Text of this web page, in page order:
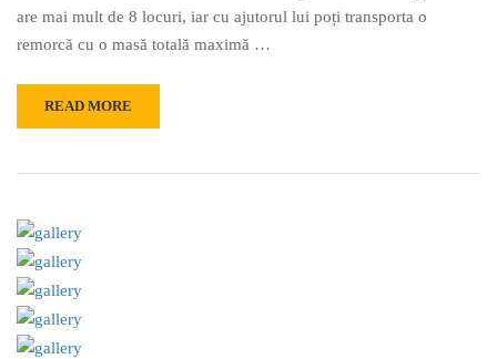
are mai mult de 8 locuri, iar cu ajutorul lui poți transporta o
remorcă cu o masă totală maximă …
READ MORE